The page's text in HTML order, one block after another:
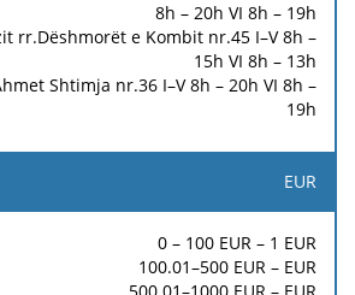
8h – 20h VI 8h – 19h
rr.Dëshmorët e Kombit nr.45 I–V 8h –
15h VI 8h – 13h
Shtimja nr.36 I–V 8h – 20h VI 8h –
19h
EUR
0 – 100 EUR – 1 EUR
100.01–500 EUR – EUR